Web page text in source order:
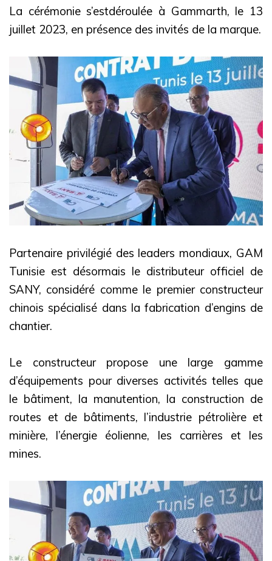
La cérémonie s’estdéroulée à Gammarth, le 13
juillet 2023, en présence des invités de la marque.
Partenaire privilégié des leaders mondiaux, GAM
Tunisie est désormais le distributeur officiel de
SANY, considéré comme le premier constructeur
chinois spécialisé dans la fabrication d’engins de
chantier.
Le constructeur propose une large gamme
d’équipements pour diverses activités telles que
le bâtiment, la manutention, la construction de
routes et de bâtiments, l’industrie pétrolière et
minière, l’énergie éolienne, les carrières et les
mines.